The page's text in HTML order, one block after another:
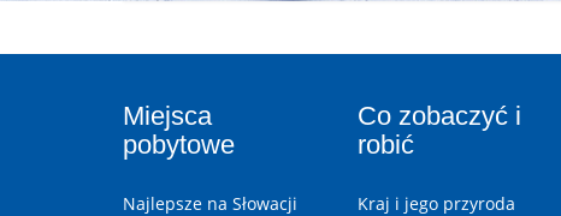
Miejsca
pobytowe
Najlepsze na Słowacji
Co zobaczyć i
robić
Kraj i jego przyroda